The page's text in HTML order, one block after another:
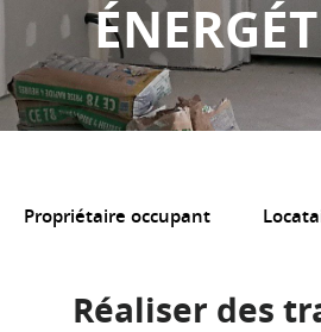
Propriétaire occupant
Réaliser des